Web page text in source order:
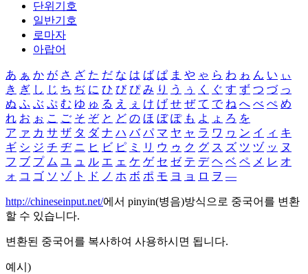
단위기호
일반기호
로마자
아랍어
あ ぁ か が さ ざ た だ な は ば ぱ ま や ゃ ら わ ゎ ん い ぃ
き ぎ し じ ち ぢ に ひ び ぴ み り う ぅ く ぐ す ず つ づ っ
ぬ ふ ぶ ぷ む ゆ ゅ る え ぇ け げ せ ぜ て で ね へ べ ぺ め
れ お ぉ こ ご そ ぞ と ど の ほ ぼ ぽ も よ ょ ろ を
ア ァ カ サ ザ タ ダ ナ ハ バ パ マ ヤ ャ ラ ワ ヮ ン イ ィ キ
ギ シ ジ チ ヂ ニ ヒ ビ ピ ミ リ ウ ゥ ク グ ス ズ ツ ヅ ッ ヌ
フ ブ プ ム ユ ュ ル エ ェ ケ ゲ セ ゼ テ デ ヘ ベ ペ メ レ オ
ォ コ ゴ ソ ゾ ト ド ノ ホ ボ ポ モ ヨ ョ ロ ヲ ―
http://chineseinput.net/에서 pinyin(병음)방식으로 중국어를 변환
할 수 있습니다.
변환된 중국어를 복사하여 사용하시면 됩니다.
예시)